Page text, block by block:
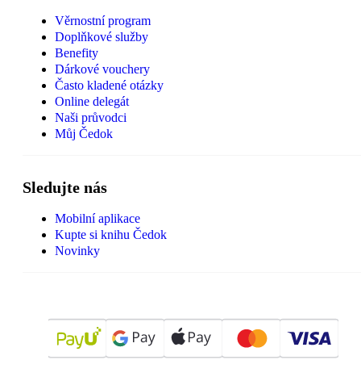
Věrnostní program
Doplňkové služby
Benefity
Dárkové vouchery
Často kladené otázky
Online delegát
Naši průvodci
Můj Čedok
Sledujte nás
Mobilní aplikace
Kupte si knihu Čedok
Novinky